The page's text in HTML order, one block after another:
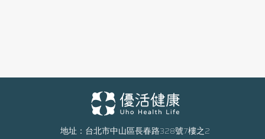
工、市府團隊的努力及市民配合相關防疫措施下,並未造成流行,而且
身鄰在疫情嚴峻的高雄市旁，終將病例數控制於90例。在這次的頒
獎典禮上，頒贈獎牌及獎金給100年績優的社區防疫隊、區里評比績
地址：台北市中山區長春路328號7樓之2